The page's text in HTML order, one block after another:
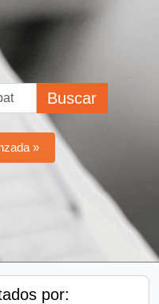
Buscar
»
por: